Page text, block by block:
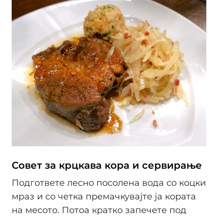
Совет за крцкава кора и сервирање
Подгответе лесно посолена вода со коцки
мраз и со четка премачкувајте ја кората
на месото. Потоа кратко запечете под